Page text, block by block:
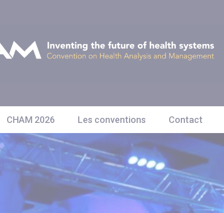
CHAM 2026 Les conventions Contact